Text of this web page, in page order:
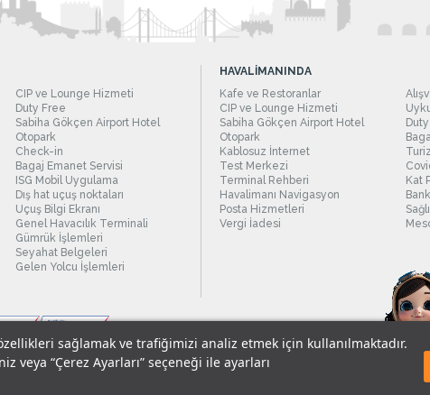
sağlamak ve trafiğimizi analiz etmek için kullanılmaktadır.
veya “Çerez Ayarları” seçeneği ile ayarları
CIP ve Lounge Hizmeti
Duty Free
Sabiha Gökçen Airport Hotel
Otopark
Check-in
Bagaj Emanet Servisi
ISG Mobil Uygulama
Dış hat uçuş noktaları
Uçuş Bilgi Ekranı
Genel Havacılık Terminali
Gümrük İşlemleri
Seyahat Belgeleri
Gelen Yolcu İşlemleri
HAVALİMANINDA
Kafe ve Restoranlar
CIP ve Lounge Hizmeti
Sabiha Gökçen Airport Hotel
Otopark
Kablosuz İnternet
Test Merkezi
Terminal Rehberi
Kat
Havalimanı Navigasyon
Posta Hizmetleri
Vergi İadesi